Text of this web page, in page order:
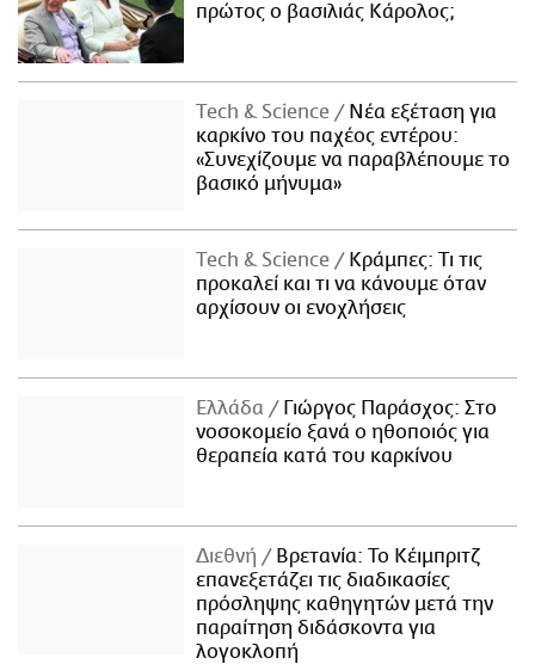
πρώτος ο βασιλιάς Κάρολος;
Τech & Science
Νέα εξέταση για
καρκίνο του παχέος εντέρου:
«Συνεχίζουμε να παραβλέπουμε το
βασικό μήνυμα»
Τech & Science
Κράμπες: Τι τις
προκαλεί και τι να κάνουμε όταν
αρχίσουν οι ενοχλήσεις
Ελλάδα
Γιώργος Παράσχος: Στο
νοσοκομείο ξανά ο ηθοποιός για
θεραπεία κατά του καρκίνου
Διεθνή
Βρετανία: Το Κέιμπριτζ
επανεξετάζει τις διαδικασίες
πρόσληψης καθηγητών μετά την
παραίτηση διδάσκοντα για
λογοκλοπή